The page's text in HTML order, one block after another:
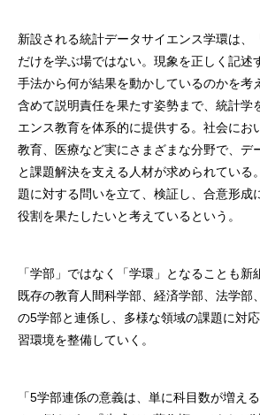
新設される統計データサイエンス学環は、
だけを学ぶ場ではない。現象を正しく記述
手法から何が結果を動かしているのかを考
含めて説明責任を果たす姿勢まで、統計学
エンス教育を体系的に提供する。社会にお
教育、医療など実にさまざまな分野で、デ
と課題解決を⽀える⼈材が求められている
題に対する問いを⽴て、検証し、合意形成
役割を果たしたいと考えているという。
「学部」ではなく「学環」となることも新
既存の教育人間科学部、経済学部、法学部
の5学部と連係し、多様な領域の課題に対
習環境を整備していく。
「5学部連係の意義は、単に科⽬数が増え